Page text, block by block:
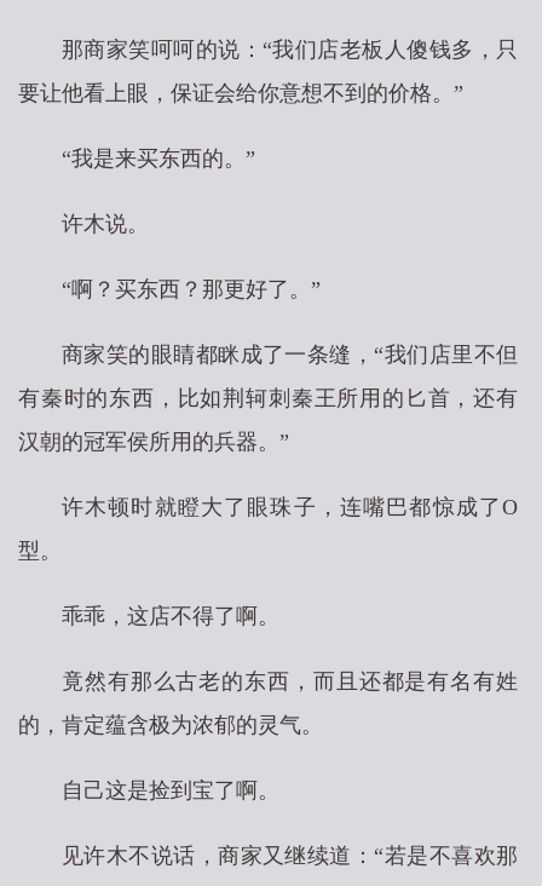
那商家笑呵呵的说：“我们店老板人傻钱多，只
要让他看上眼，保证会给你意想不到的价格。”
“我是来买东西的。”
许木说。
“啊？买东西？那更好了。”
商家笑的眼睛都眯成了一条缝，“我们店里不但
有秦时的东西，比如荆轲刺秦王所用的匕首，还有
汉朝的冠军侯所用的兵器。”
许木顿时就瞪大了眼珠子，连嘴巴都惊成了O
型。
乖乖，这店不得了啊。
竟然有那么古老的东西，而且还都是有名有姓
的，肯定蕴含极为浓郁的灵气。
自己这是捡到宝了啊。
见许木不说话，商家又继续道：“若是不喜欢那